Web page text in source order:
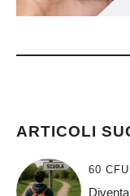
ARTICOLI
60 CFU